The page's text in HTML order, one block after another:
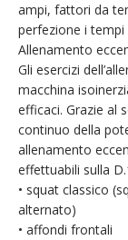
ampi, fattori da
perfezione i tempi
Allenamento
Gli esercizi
macchina
efficaci. Grazie al
continuo della
allenamento
effettuabili sulla
• squat classico
alternato)
• affondi frontali